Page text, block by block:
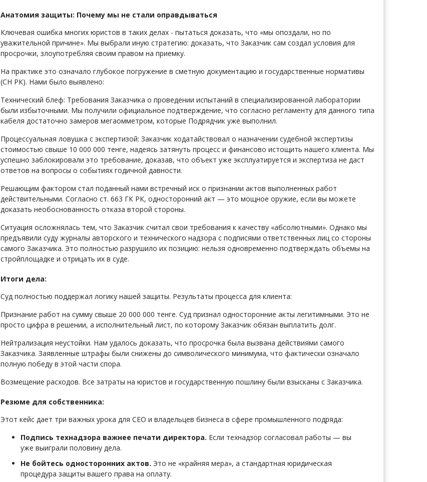
Анатомия защиты: Почему мы не стали оправдываться
Ключевая ошибка многих юристов в таких делах - пытаться доказать, что «мы опоздали, но по
уважительной причине». Мы выбрали иную стратегию: доказать, что Заказчик сам создал условия для
просрочки, злоупотребляя своим правом на приемку.
На практике это означало глубокое погружение в сметную документацию и государственные нормативы
(СН РК). Нами было выявлено:
Технический блеф: Требования Заказчика о проведении испытаний в специализированной лаборатории
были избыточными. Мы получили официальное подтверждение, что согласно регламенту для данного типа
кабеля достаточно замеров мегаомметром, которые Подрядчик уже выполнил.
Процессуальная ловушка с экспертизой: Заказчик ходатайствовал о назначении судебной экспертизы
стоимостью свыше 10 000 000 тенге, надеясь затянуть процесс и финансово истощить нашего клиента. Мы
успешно заблокировали это требование, доказав, что объект уже эксплуатируется и экспертиза не даст
ответов на вопросы о событиях годичной давности.
Решающим фактором стал поданный нами встречный иск о признании актов выполненных работ
действительными. Согласно ст. 663 ГК РК, односторонний акт — это мощное оружие, если вы можете
доказать необоснованность отказа второй стороны.
Ситуация осложнялась тем, что Заказчик считал свои требования к качеству «абсолютными». Однако мы
предъявили суду журналы авторского и технического надзора с подписями ответственных лиц со стороны
самого Заказчика. Это полностью разрушило их позицию: нельзя одновременно подтверждать объемы на
стройплощадке и отрицать их в суде.
Итоги дела:
Суд полностью поддержал логику нашей защиты. Результаты процесса для клиента:
Признание работ на сумму свыше 20 000 000 тенге. Суд признал односторонние акты легитимными. Это не
просто цифра в решении, а исполнительный лист, по которому Заказчик обязан выплатить долг.
Нейтрализация неустойки. Нам удалось доказать, что просрочка была вызвана действиями самого
Заказчика. Заявленные штрафы были снижены до символического минимума, что фактически означало
полную победу в этой части спора.
Возмещение расходов. Все затраты на юристов и государственную пошлину были взысканы с Заказчика.
Резюме для собственника:
Этот кейс дает три важных урока для CEO и владельцев бизнеса в сфере промышленного подряда:
Подпись технадзора важнее печати директора. Если технадзор согласовал работы — вы
уже выиграли половину дела.
Не бойтесь односторонних актов. Это не «крайняя мера», а стандартная юридическая
процедура защиты вашего права на оплату.